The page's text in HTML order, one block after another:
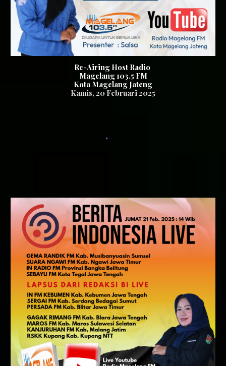
Re-Airing Host Radio
Magelang 103.5 FM
Kota Magelang Jateng
Kamis,20 Februari 2025